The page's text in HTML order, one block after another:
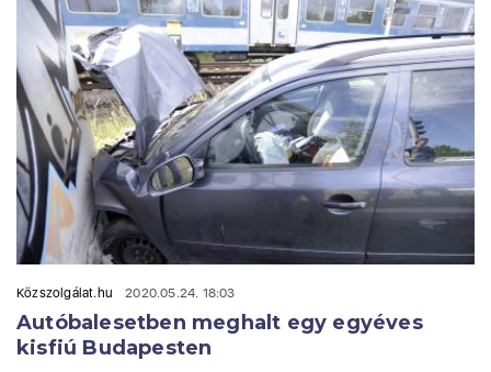
Közszolgálat.hu 2020.05.24. 18:03
Autóbalesetben meghalt egy egyéves
kisfiú Budapesten